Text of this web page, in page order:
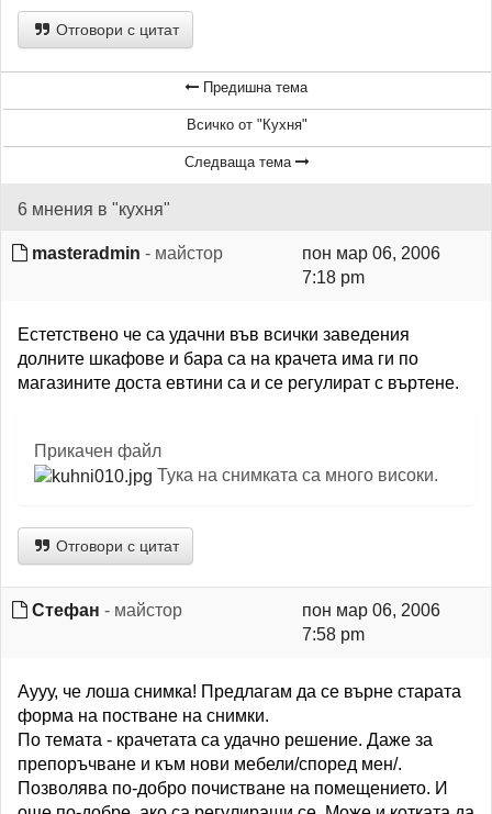
Отговори с цитат
Предишна тема
Всичко от "Кухня"
Следваща тема
6 мнения в "кухня"
masteradmin - майстор
пон мар 06, 2006
7:18 pm
Естетствено че са удачни във всички заведения
долните шкафове и бара са на крачета има ги по
магазините доста евтини са и се регулират с въртене.
Прикачен файл
Тука на снимката са много високи.
Отговори с цитат
Стефан - майстор
пон мар 06, 2006
7:58 pm
Аууу, че лоша снимка! Предлагам да се върне старата
форма на постване на снимки.
По темата - крачетата са удачно решение. Даже за
препоръчване и към нови мебели/според мен/.
Позволява по-добро почистване на помещението. И